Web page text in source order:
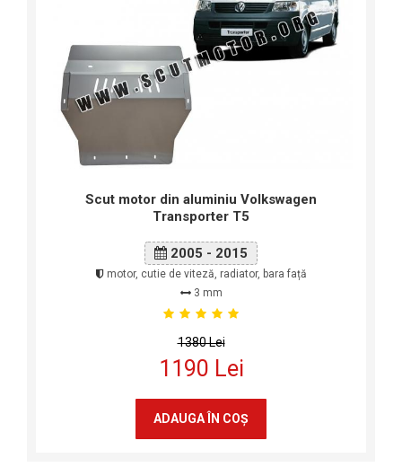
Scut motor din aluminiu Volkswagen
Transporter T5
2005 - 2015
motor, cutie de viteză, radiator, bara față
3 mm
1380 Lei
1190 Lei
ADAUGA ÎN COŞ